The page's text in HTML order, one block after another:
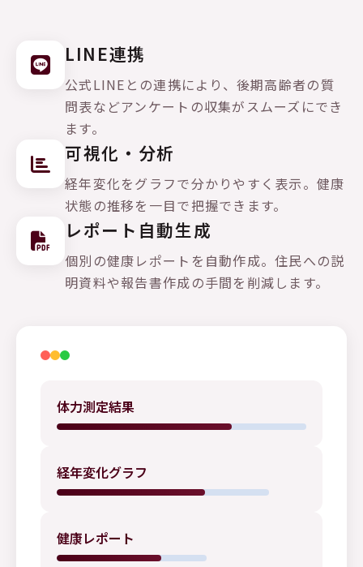
LINE連携
公式LINEとの連携により、後期高齢者の質
問表などアンケートの収集がスムーズにでき
ます。
可視化・分析
経年変化をグラフで分かりやすく表示。健康
状態の推移を一目で把握できます。
レポート自動生成
個別の健康レポートを自動作成。住民への説
明資料や報告書作成の手間を削減します。
体力測定結果
経年変化グラフ
健康レポート